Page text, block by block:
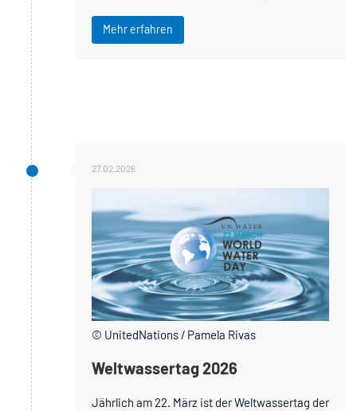
Mehr erfahren
27.02.2026
© UnitedNations / Pamela Rivas
Weltwassertag 2026
Jährlich am 22. März ist der Weltwassertag der